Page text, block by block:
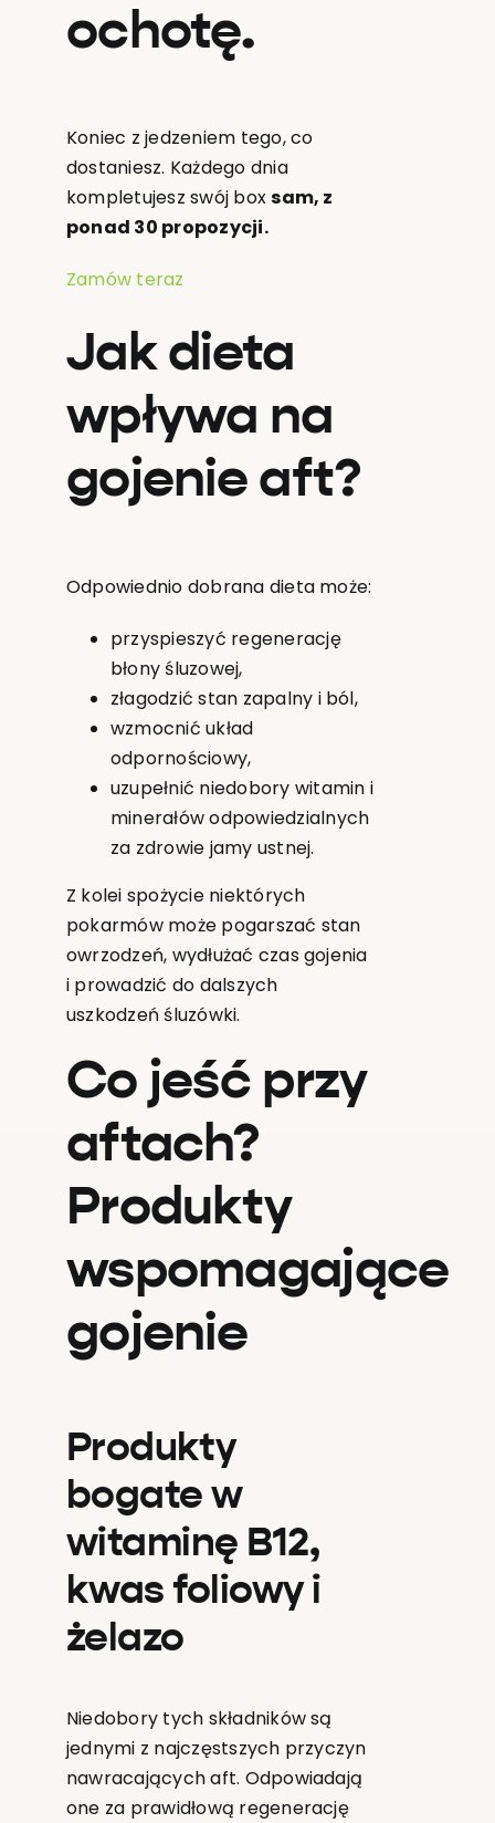
ochotę.
Koniec z jedzeniem tego, co
dostaniesz. Każdego dnia
kompletujesz swój boxsam, z
ponad 30 propozycji.
Zamów teraz
Jak dieta
wpływa na
gojenie aft?
Odpowiednio dobrana dieta może:
przyspieszyć regenerację
błony śluzowej,
złagodzić stan zapalny i ból,
wzmocnić układ
odpornościowy,
uzupełnić niedobory witamin i
minerałów odpowiedzialnych
za zdrowie jamy ustnej.
Z kolei spożycie niektórych
pokarmów może pogarszać stan
owrzodzeń, wydłużać czas gojenia
i prowadzić do dalszych
uszkodzeń śluzówki.
Co jeść przy
aftach?
Produkty
wspomagające
gojenie
Produkty
bogate w
witaminę B12,
kwas foliowy i
żelazo
Niedobory tych składników są
jednymi z najczęstszych przyczyn
nawracających aft. Odpowiadają
one za prawidłową regenerację